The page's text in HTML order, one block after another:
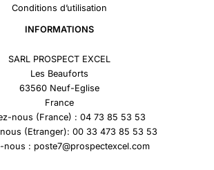
Conditions d’utilisation
INFORMATIONS
SARL PROSPECT EXCEL
Les Beauforts
63560 Neuf-Eglise
France
nous (France) : 04 73 85 53 53
(Etranger): 00 33 473 85 53 53
nous : poste7@prospectexcel.com